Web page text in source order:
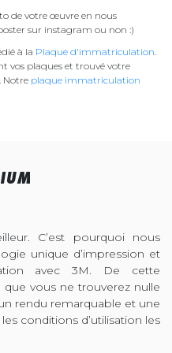
de votre œuvre en nous
sur instagram ou non :)
à la Plaque d'immatriculation.
vos plaques et trouvé votre
Notre plaque immatriculation
C’est pourquoi nous
unique d’impression et
avec 3M. De cette
vous ne trouverez nulle
rendu remarquable et une
conditions d’utilisation les